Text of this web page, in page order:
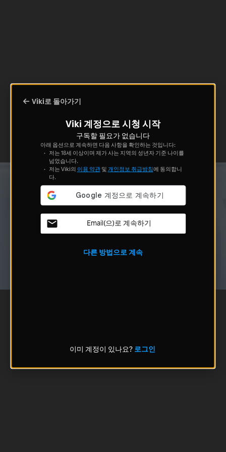
Viki로 돌아가기
Viki 계정으로 시청 시작
구독할 필요가 없습니다
아래 옵션으로 계속하면 다음 사항을 확인하는 것입니다:
저는 18세 이상이며 제가 사는 지역의 성년자 기준 나이를
넘었습니다.
저는 Viki의 이용 약관및 개인정보 취급방침에 동의합니
다.
Email(으)로 계속하기
다른 방법으로 계속
이미 계정이 있나요? 로그인